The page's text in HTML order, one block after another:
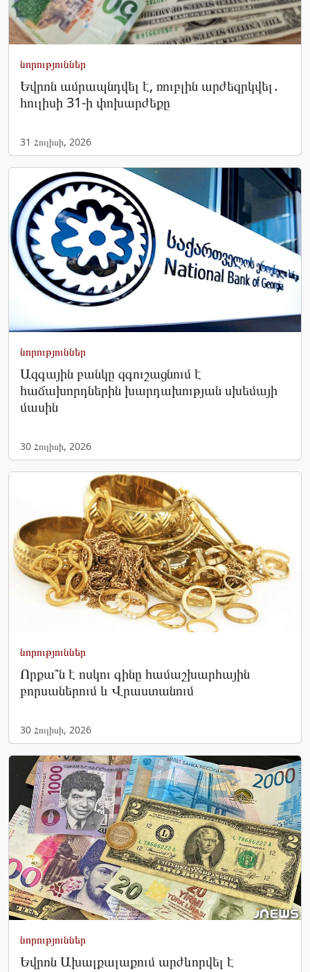
նորություններ
Եվրոն ամրապնդվել է, ռուբլին արժեզրկվել․
հուլիսի 31-ի փոխարժեքը
31 Հուլիսի, 2026
նորություններ
Ազգային բանկը զգուշացնում է
հաճախորդներին խարդախության սխեմայի
մասին
30 Հուլիսի, 2026
նորություններ
Որքա՞ն է ոսկու գինը համաշխարհային
բորսաներում և Վրաստանում
30 Հուլիսի, 2026
նորություններ
Եվրոն Ախալքալաքում արժևորվել է